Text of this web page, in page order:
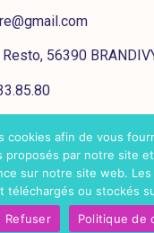
56390
cookies afin de vous
proposés par notre site
sur notre site web.
téléchargés ou stockés
Refuser Politique de